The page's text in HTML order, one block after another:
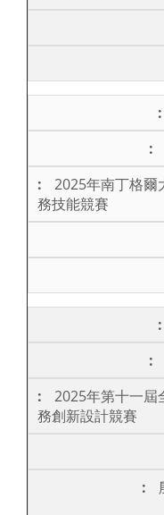
2025年南丁格爾
務技能競賽
2025年第十一屆
務創新設計競賽